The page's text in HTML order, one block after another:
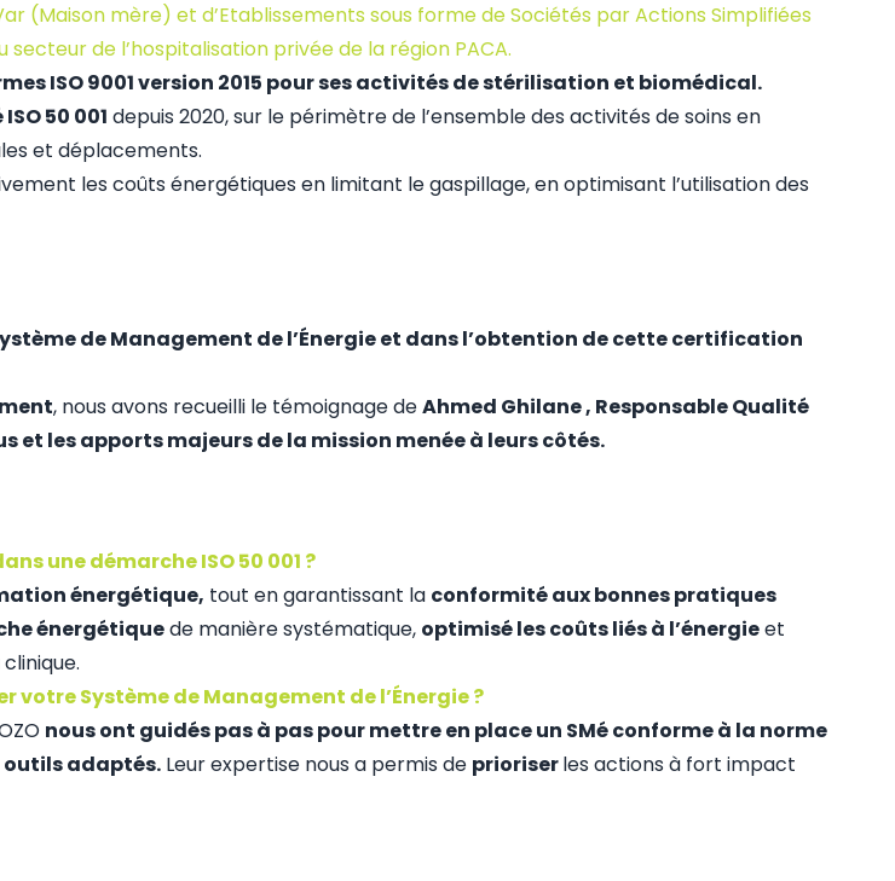
(Maison mère) et d’Etablissements sous forme de Sociétés par Actions Simplifiées
de l’hospitalisation privée de la région PACA.
ISO 9001 version 2015 pour ses activités de stérilisation et biomédical.
50 001 depuis 2020, sur le périmètre de l’ensemble des activités de soins en
et déplacements.
les coûts énergétiques en limitant le gaspillage, en optimisant l’utilisation des
de Management de l’Énergie et dans l’obtention de cette certification
, nous avons recueilli le témoignage deAhmed Ghilane, Responsable Qualité
et les apports majeurs de la mission menée à leurs côtés.
une démarche ISO 50 001 ?
énergétique, tout en garantissant la conformité aux bonnes pratiques
énergétiquede manière systématique, optimisé les coûts liés à l’énergieet
Système de Management de l’Énergie ?
nous ont guidés pas à pas pour mettre en place un SMé conforme à la norme
outils adaptés. Leur expertise nous a permis de prioriserles actions à fort impact